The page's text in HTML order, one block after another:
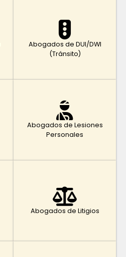
Abogados de DUI/DWI
(Tránsito)
Abogados de Lesiones
Personales
Abogados de Litigios